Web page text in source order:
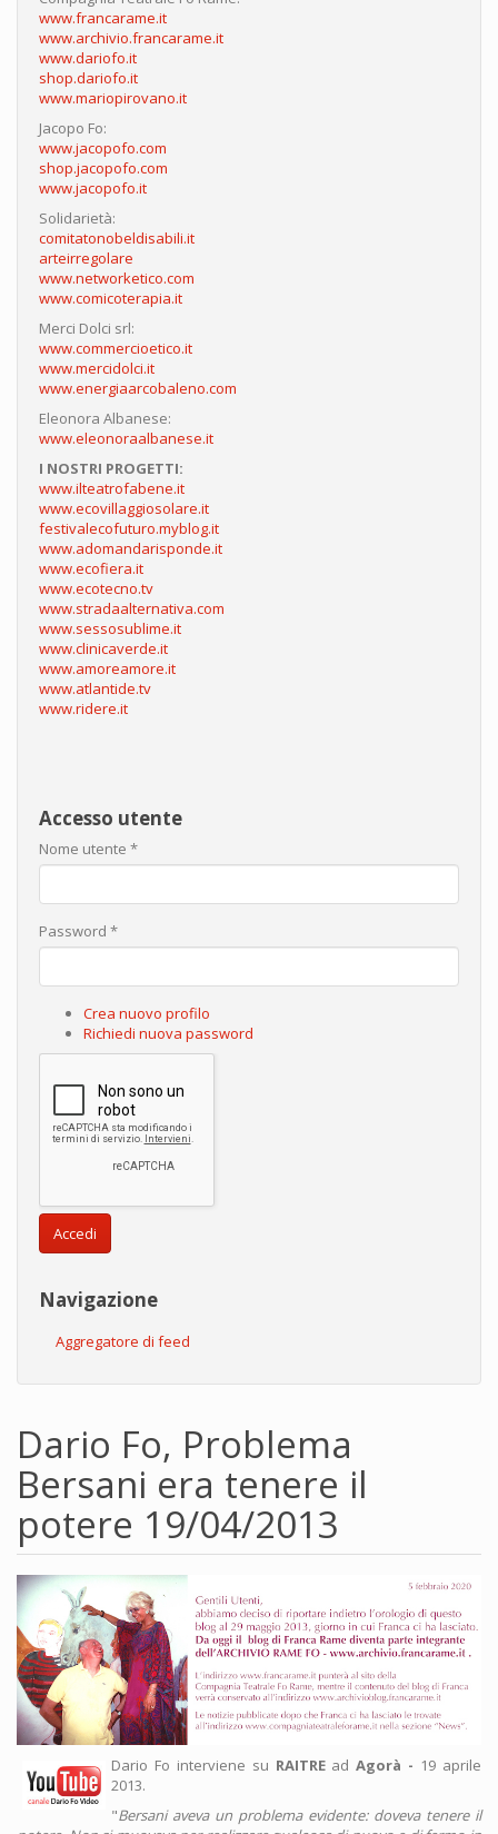
www.francarame.it
www.archivio.francarame.it
www.dariofo.it
shop.dariofo.it
www.mariopirovano.it
Jacopo Fo:
www.jacopofo.com
shop.jacopofo.com
www.jacopofo.it
Solidarietà:
comitatonobeldisabili.it
arteirregolare
www.networketico.com
www.comicoterapia.it
Merci Dolci srl:
www.commercioetico.it
www.mercidolci.it
www.energiaarcobaleno.com
Eleonora Albanese:
www.eleonoraalbanese.it
I NOSTRI PROGETTI:
www.ilteatrofabene.it
www.ecovillaggiosolare.it
festivalecofuturo.myblog.it
www.adomandarisponde.it
www.ecofiera.it
www.ecotecno.tv
www.stradaalternativa.com
www.sessosublime.it
www.clinicaverde.it
www.amoreamore.it
www.atlantide.tv
www.ridere.it
Accesso utente
Nome utente *
Password *
Crea nuovo profilo
Richiedi nuova password
Accedi
Navigazione
Aggregatore di feed
Dario Fo, Problema
Bersani era tenere il
potere 19/04/2013
Dario Fo interviene su RAITREadAgorà - 19 aprile
2013.
"Bersani aveva un problema evidente: doveva tenere il